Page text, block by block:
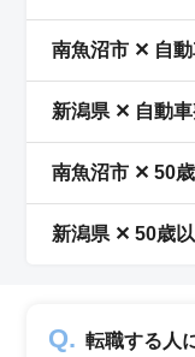
南魚沼市 ✕ 自
新潟県 ✕ 自動
南魚沼市 ✕ 50
新潟県 ✕ 50歳
転職する人